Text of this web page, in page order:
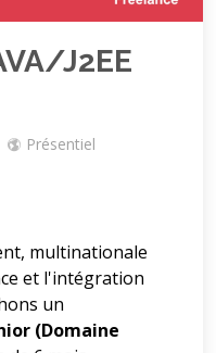
J2EE
Présentiel
multinationale
et l'intégration
un
(Domaine